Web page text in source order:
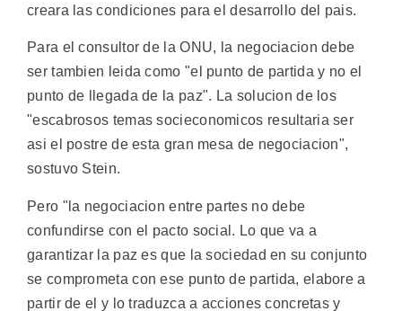
creara las condiciones para el desarrollo del pais.
Para el consultor de la ONU, la negociacion debe
ser tambien leida como "el punto de partida y no el
punto de llegada de la paz". La solucion de los
"escabrosos temas socieconomicos resultaria ser
asi el postre de esta gran mesa de negociacion",
sostuvo Stein.
Pero "la negociacion entre partes no debe
confundirse con el pacto social. Lo que va a
garantizar la paz es que la sociedad en su conjunto
se comprometa con ese punto de partida, elabore a
partir de el y lo traduzca a acciones concretas y